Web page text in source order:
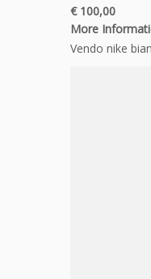
€ 100,00
More
Vendo nike